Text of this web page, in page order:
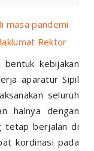
masa pandemi
Rektor
kebijakan
aparatur Sipil
seluruh
halnya dengan
tetap berjalan di
kordinasi pada